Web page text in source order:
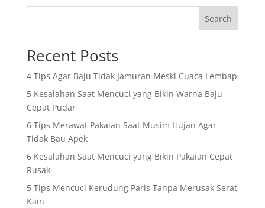
Search
Recent Posts
4 Tips Agar Baju Tidak Jamuran Meski Cuaca Lembap
5 Kesalahan Saat Mencuci yang Bikin Warna Baju
Cepat Pudar
6 Tips Merawat Pakaian Saat Musim Hujan Agar
Tidak Bau Apek
6 Kesalahan Saat Mencuci yang Bikin Pakaian Cepat
Rusak
5 Tips Mencuci Kerudung Paris Tanpa Merusak Serat
Kain